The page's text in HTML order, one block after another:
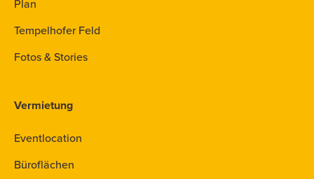
Plan
Tempelhofer Feld
Fotos & Stories
Vermietung
Eventlocation
Büroflächen